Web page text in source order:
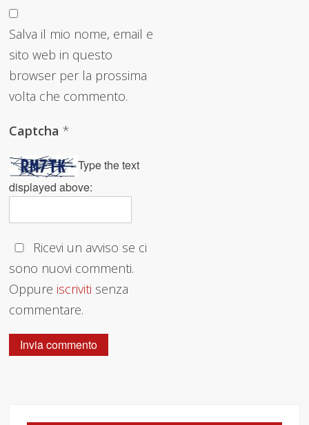
Salva il mio nome, email e
sito web in questo
browser per la prossima
volta che commento.
Captcha*
Type the text
displayed above:
Ricevi un avviso se ci
sono nuovi commenti.
Oppure iscriviti senza
commentare.